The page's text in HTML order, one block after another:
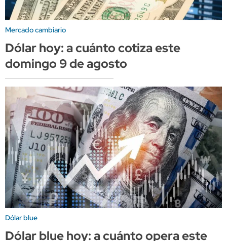
Mercado cambiario
Dólar hoy: a cuánto cotiza este
domingo 9 de agosto
Dólar blue
Dólar blue hoy: a cuánto opera este